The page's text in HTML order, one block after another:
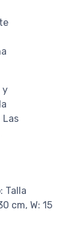
y
Las
Talla
cm, W: 15